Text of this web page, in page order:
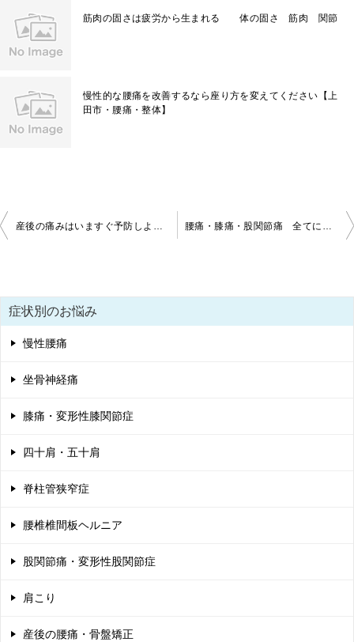
筋肉の固さは疲労から生まれる 体の固さ 筋肉 関節
慢性的な腰痛を改善するなら座り方を変えてください【上
田市・腰痛・整体】
投
ビ
ゲ
ー
シ
産後の痛みはいますぐ予防しよう！【上田市・骨盤矯正・整体】 腰痛・膝痛・股関節痛 全てに通じる痛みの真実とは？ 【上田市・東御市・佐久市】
症状別のお悩み
慢性腰痛
坐骨神経痛
膝痛・変形性膝関節症
四十肩・五十肩
脊柱管狭窄症
腰椎椎間板ヘルニア
股関節痛・変形性股関節症
肩こり
産後の腰痛・骨盤矯正